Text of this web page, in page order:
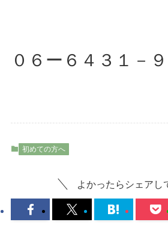
０６ー６４３１－
初めての方へ
よかったらシェアし